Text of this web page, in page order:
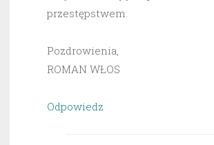
przestępstwem.
Pozdrowienia,
ROMAN WŁOS
Odpowiedz